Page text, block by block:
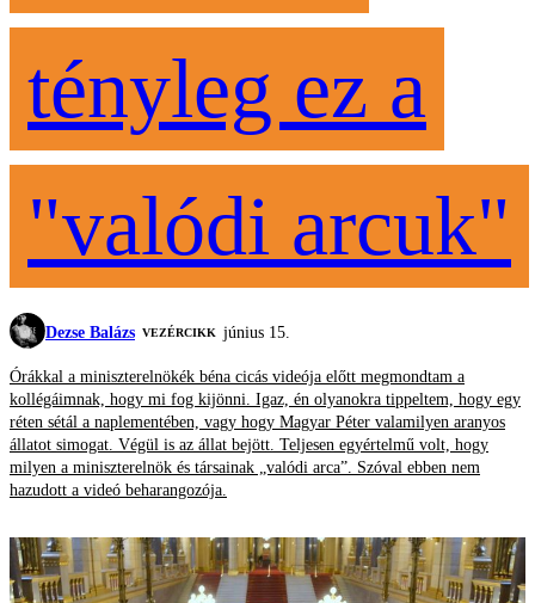
tényleg ez a
"valódi arcuk"
Dezse Balázs VEZÉRCIKK június 15.
Órákkal a miniszterelnökék béna cicás videója előtt megmondtam a
kollégáimnak, hogy mi fog kijönni. Igaz, én olyanokra tippeltem, hogy egy
réten sétál a naplementében, vagy hogy Magyar Péter valamilyen aranyos
állatot simogat. Végül is az állat bejött. Teljesen egyértelmű volt, hogy
milyen a miniszterelnök és társainak „valódi arca”. Szóval ebben nem
hazudott a videó beharangozója.